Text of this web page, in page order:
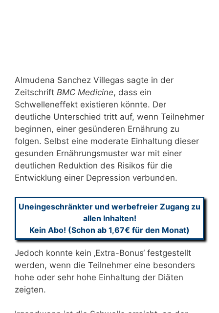
Almudena Sanchez Villegas sagte in der
Zeitschrift BMC Medicine, dass ein
Schwelleneffekt existieren könnte. Der
deutliche Unterschied tritt auf, wenn Teilnehmer
beginnen, einer gesünderen Ernährung zu
folgen. Selbst eine moderate Einhaltung dieser
gesunden Ernährungsmuster war mit einer
deutlichen Reduktion des Risikos für die
Entwicklung einer Depression verbunden.
Uneingeschränkter und werbefreier Zugang zu
allen Inhalten!
Kein Abo! (Schon ab 1,67€ für den Monat)
Jedoch konnte kein ‚Extra-Bonus‘ festgestellt
werden, wenn die Teilnehmer eine besonders
hohe oder sehr hohe Einhaltung der Diäten
zeigten.